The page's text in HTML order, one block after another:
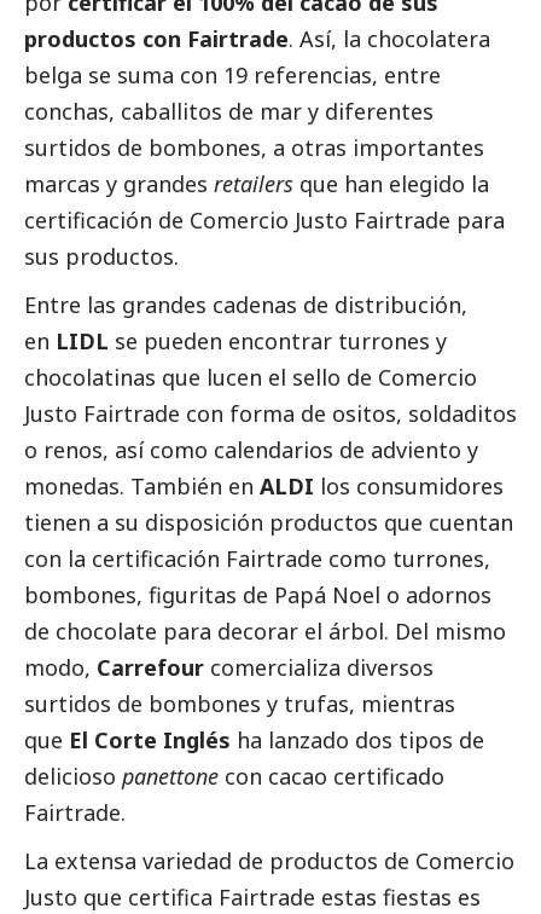
productos con Fairtrade. Así, la chocolatera
belga se suma con 19 referencias, entre
conchas, caballitos de mar y diferentes
surtidos de bombones, a otras importantes
marcas y grandes retailers que han elegido la
certificación de Comercio Justo Fairtrade para
sus productos.
Entre las grandes cadenas de distribución,
en LIDL se pueden encontrar turrones y
chocolatinas que lucen el sello de Comercio
Justo Fairtrade con forma de ositos, soldaditos
o renos, así como calendarios de adviento y
monedas. También en ALDI los consumidores
tienen a su disposición productos que cuentan
con la certificación Fairtrade como turrones,
bombones, figuritas de Papá Noel o adornos
de chocolate para decorar el árbol. Del mismo
modo, Carrefour comercializa diversos
surtidos de bombones y trufas, mientras
que El Corte Inglés ha lanzado dos tipos de
delicioso panettone con cacao certificado
Fairtrade.
La extensa variedad de productos de Comercio
Justo que certifica Fairtrade estas fiestas es